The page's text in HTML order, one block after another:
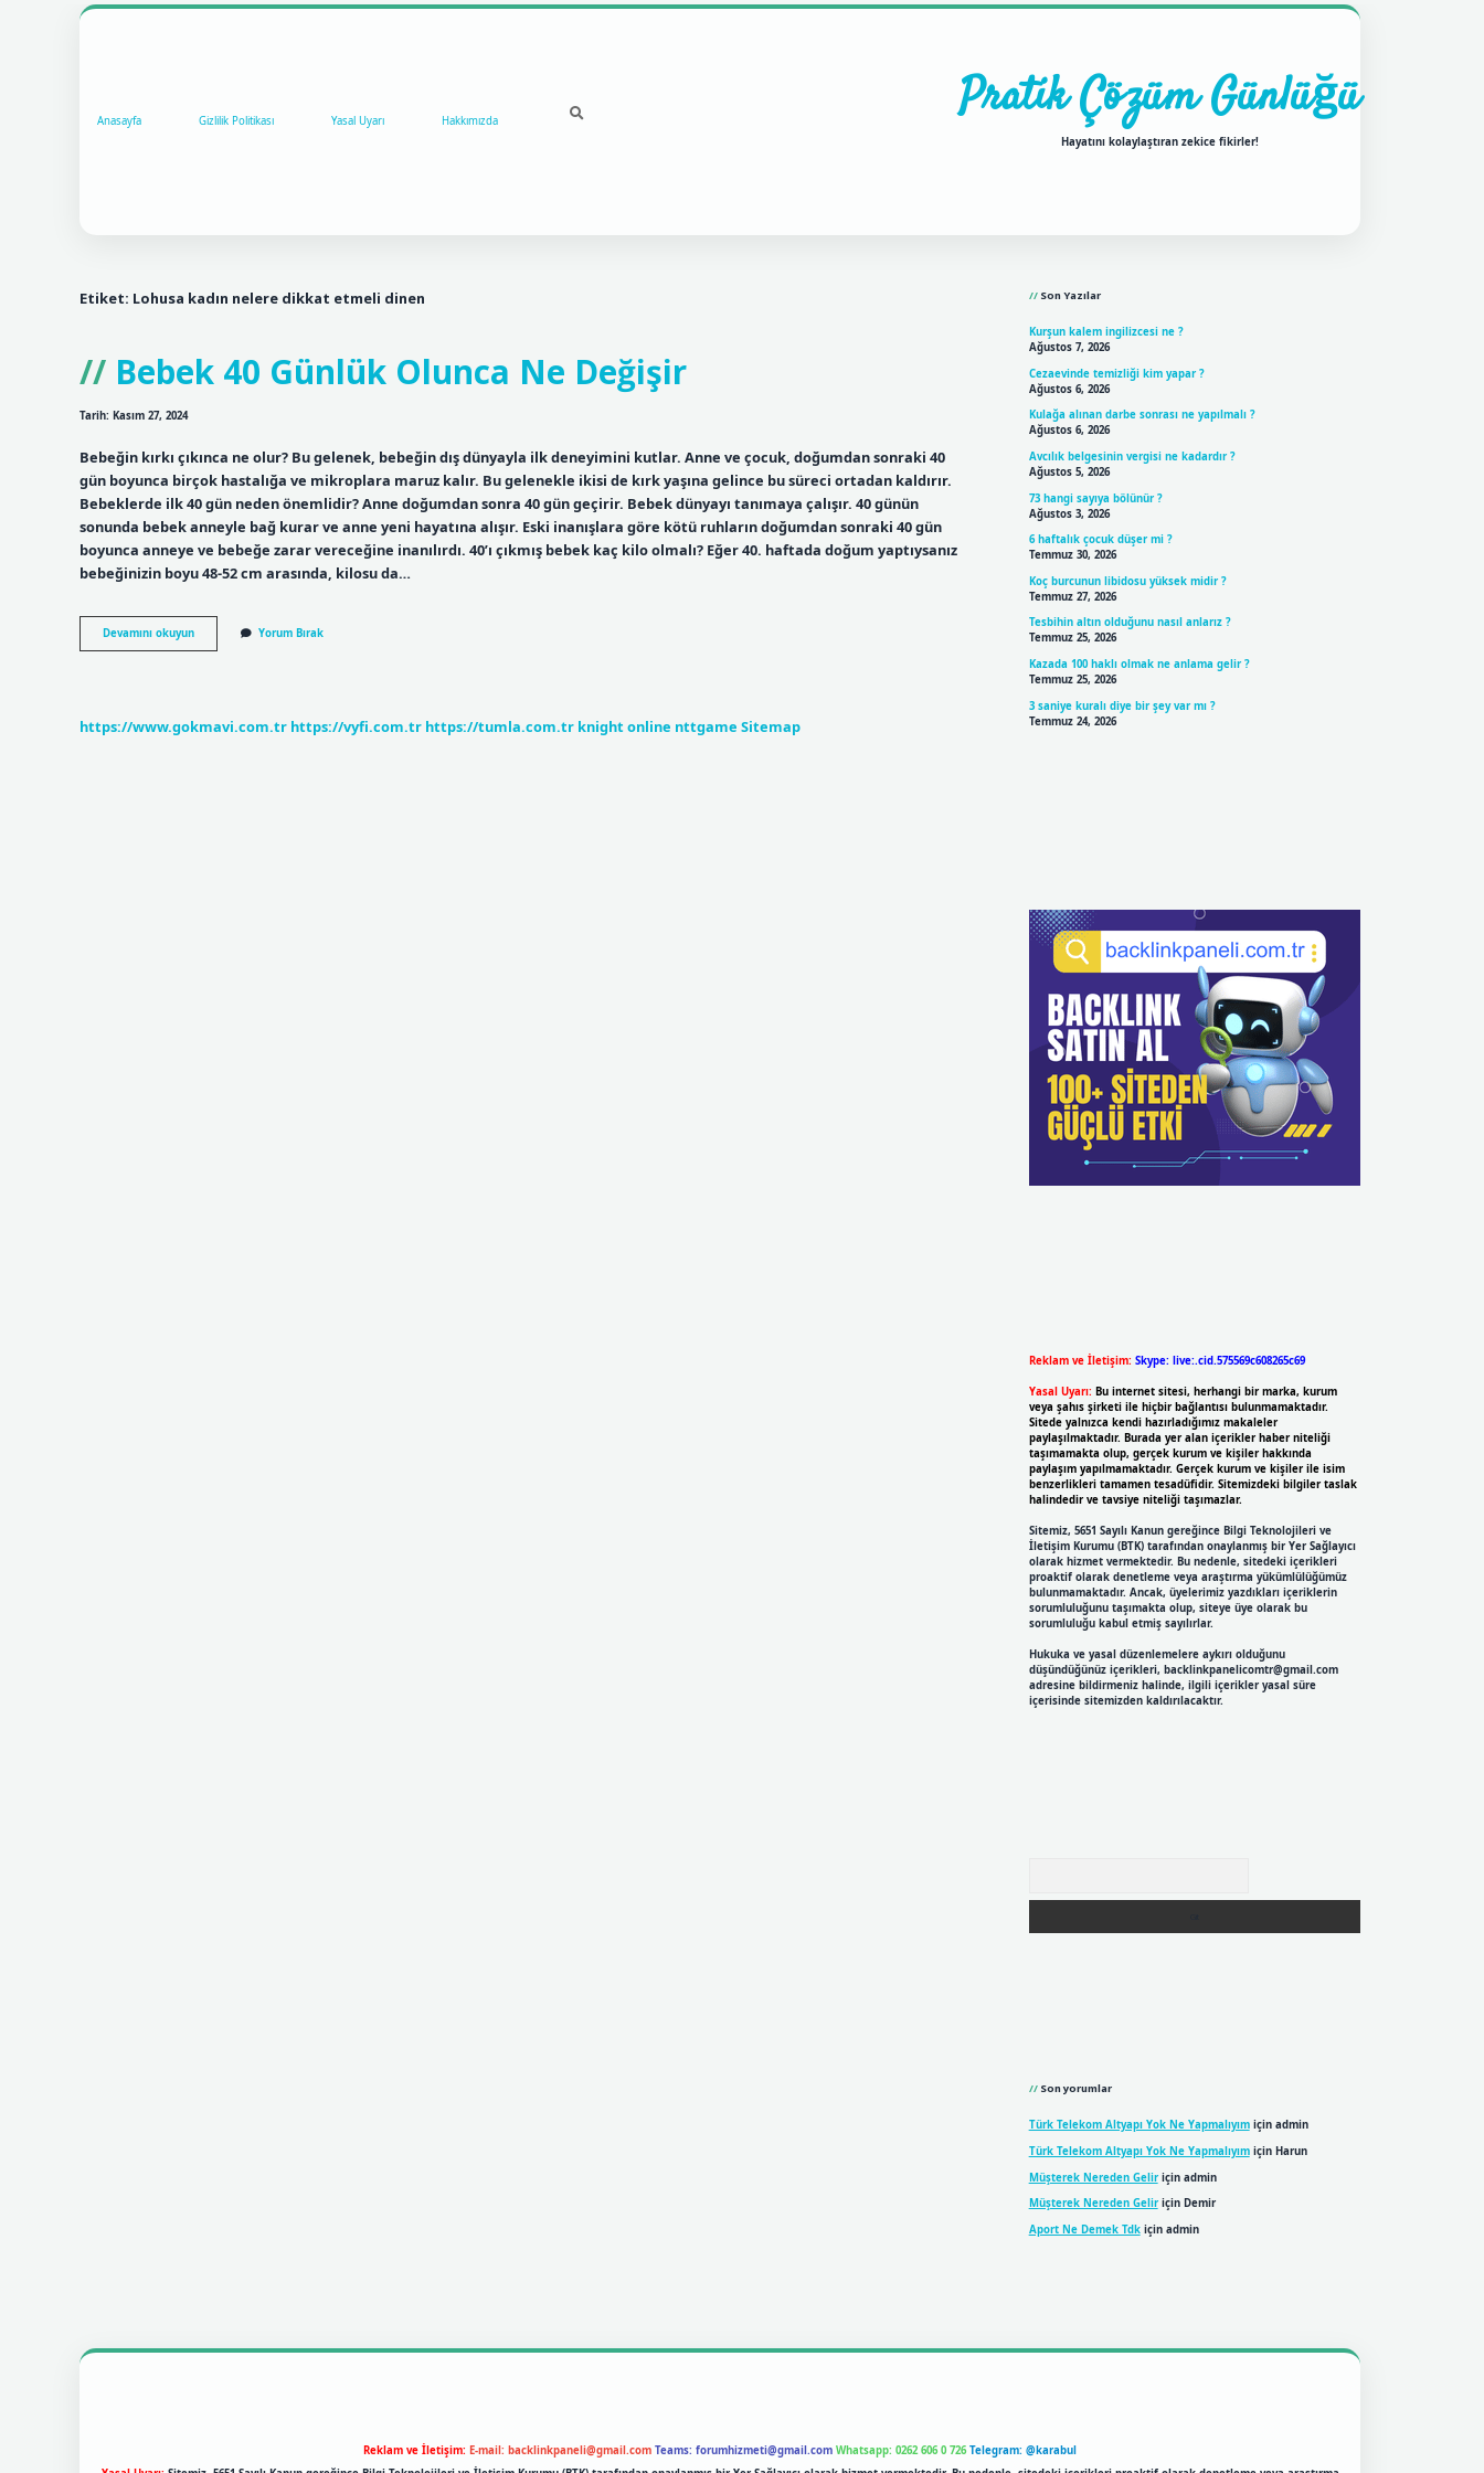
Anasayfa Gizlilik Politikası Yasal Uyarı Hakkımızda Pratik Çözüm Günlüğü
Hayatını kolaylaştıran zekice fikirler!
Etiket: Lohusa kadın nelere dikkat etmeli dinen
Bebek 40 Günlük Olunca Ne Değişir
Tarih: Kasım 27, 2024
Bebeğin kırkı çıkınca ne olur? Bu gelenek, bebeğin dış dünyayla ilk deneyimini kutlar. Anne ve çocuk, doğumdan sonraki 40
gün boyunca birçok hastalığa ve mikroplara maruz kalır. Bu gelenekle ikisi de kırk yaşına gelince bu süreci ortadan kaldırır.
Bebeklerde ilk 40 gün neden önemlidir? Anne doğumdan sonra 40 gün geçirir. Bebek dünyayı tanımaya çalışır. 40 günün
sonunda bebek anneyle bağ kurar ve anne yeni hayatına alışır. Eski inanışlara göre kötü ruhların doğumdan sonraki 40 gün
boyunca anneye ve bebeğe zarar vereceğine inanılırdı. 40’ı çıkmış bebek kaç kilo olmalı? Eğer 40. haftada doğum yaptıysanız
bebeğinizin boyu 48-52 cm arasında, kilosu da…
Devamını okuyunBebek
40
Yorum Bırak
https://www.gokmavi.com.tr https://vyfi.com.tr https://tumla.com.tr knight online nttgame Sitemap
Son Yazılar
Kurşun kalem ingilizcesi ne ?
Ağustos 7, 2026
Cezaevinde temizliği kim yapar ?
Ağustos 6, 2026
Kulağa alınan darbe sonrası ne yapılmalı ?
Ağustos 6, 2026
Avcılık belgesinin vergisi ne kadardır ?
Ağustos 5, 2026
73 hangi sayıya bölünür ?
Ağustos 3, 2026
6 haftalık çocuk düşer mi ?
Temmuz 30, 2026
Koç burcunun libidosu yüksek midir ?
Temmuz 27, 2026
Tesbihin altın olduğunu nasıl anlarız ?
Temmuz 25, 2026
Kazada 100 haklı olmak ne anlama gelir ?
Temmuz 25, 2026
3 saniye kuralı diye bir şey var mı ?
Temmuz 24, 2026
Reklam ve İletişim: Skype: live:.cid.575569c608265c69
Yasal Uyarı: Bu internet sitesi, herhangi bir marka, kurum
veya şahıs şirketi ile hiçbir bağlantısı bulunmamaktadır.
Sitede yalnızca kendi hazırladığımız makaleler
paylaşılmaktadır. Burada yer alan içerikler haber niteliği
taşımamakta olup, gerçek kurum ve kişiler hakkında
paylaşım yapılmamaktadır. Gerçek kurum ve kişiler ile isim
benzerlikleri tamamen tesadüfidir. Sitemizdeki bilgiler taslak
halindedir ve tavsiye niteliği taşımazlar.
Sitemiz, 5651 Sayılı Kanun gereğince Bilgi Teknolojileri ve
İletişim Kurumu (BTK) tarafından onaylanmış bir Yer Sağlayıcı
olarak hizmet vermektedir. Bu nedenle, sitedeki içerikleri
proaktif olarak denetleme veya araştırma yükümlülüğümüz
bulunmamaktadır. Ancak, üyelerimiz yazdıkları içeriklerin
sorumluluğunu taşımakta olup, siteye üye olarak bu
sorumluluğu kabul etmiş sayılırlar.
Hukuka ve yasal düzenlemelere aykırı olduğunu
düşündüğünüz içerikleri, backlinkpanelicomtr@gmail.com
adresine bildirmeniz halinde, ilgili içerikler yasal süre
içerisinde sitemizden kaldırılacaktır.
Son yorumlar
Türk Telekom Altyapı Yok Ne Yapmalıyımiçin admin
Türk Telekom Altyapı Yok Ne Yapmalıyımiçin Harun
Müşterek Nereden Geliriçin admin
Müşterek Nereden Geliriçin Demir
Aport Ne Demek Tdkiçin admin
Reklam ve İletişim: E-mail: backlinkpaneli@gmail.com Teams: forumhizmeti@gmail.com Whatsapp: 0262 606 0 726 Telegram: @karabul